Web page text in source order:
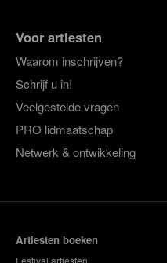
Voor artiesten
Waarom inschrijven?
Schrijf u in!
Veelgestelde vragen
PRO lidmaatschap
Netwerk & ontwikkeling
Artiesten boeken
Festival artiesten